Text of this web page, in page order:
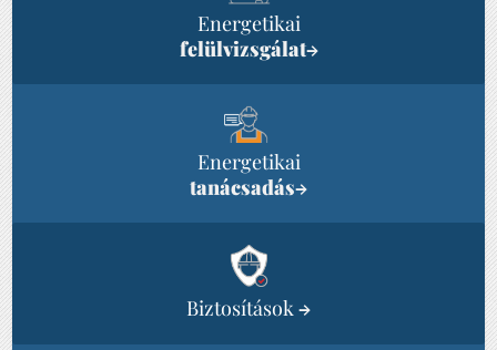
Energetikai
felülvizsgálat→
Energetikai
tanácsadás→
Biztosítások→